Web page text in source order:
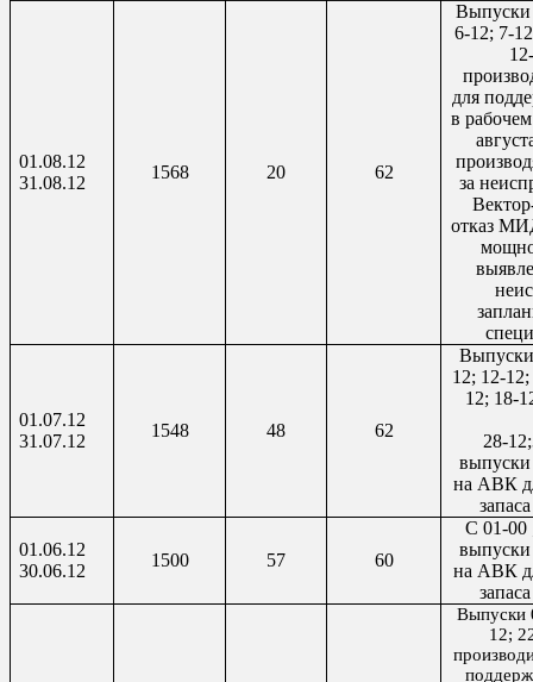
01.08.12
31.08.12
1568 20 62
Выпуски
6-12; 7-
для
в
за
отказ
01.07.12
31.07.12
1548 48 62
Выпуски
12; 12-
12; 18-
28-
выпуски
на АВК
01.06.12
30.06.12
1500 57 60
С 01-00
выпуски
на АВК
Выпуски
12;